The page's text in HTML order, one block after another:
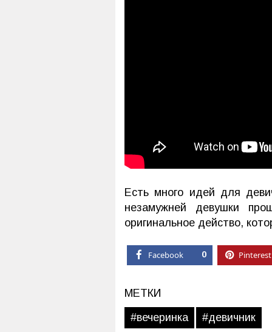
Есть много идей для
незамужней девушки
оригинальное действо,
Facebook 0 Pinterest
МЕТКИ
#вечеринка
#девичник